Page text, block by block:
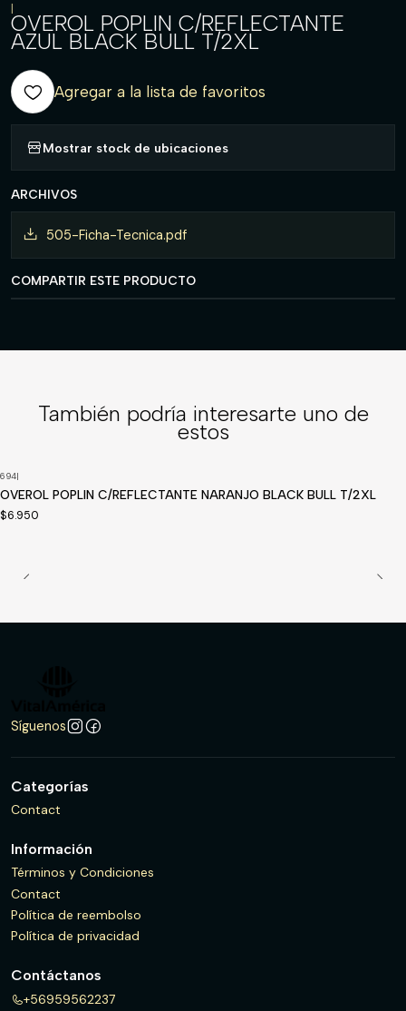
|
OVEROL POPLIN C/REFLECTANTE
AZUL BLACK BULL T/2XL
Agregar a la lista de favoritos
Mostrar stock de ubicaciones
ARCHIVOS
505-Ficha-Tecnica.pdf
COMPARTIR ESTE PRODUCTO
También podría interesarte uno de
estos
694|
OVEROL POPLIN C/REFLECTANTE NARANJO BLACK BULL T/2XL
$6.950
Síguenos
Categorías
Contact
Información
Términos y Condiciones
Contact
Política de reembolso
Política de privacidad
Contáctanos
+56959562237